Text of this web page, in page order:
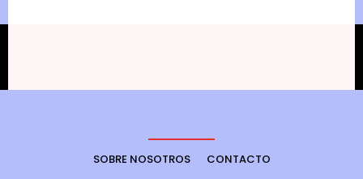
SOBRE NOSOTROS CONTACTO